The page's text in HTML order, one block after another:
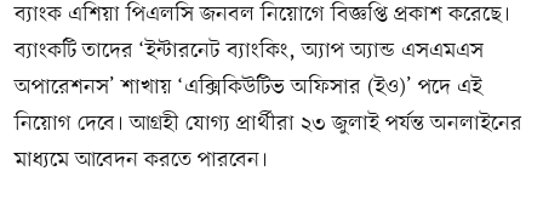
ব্যাংক এশিয়া পিএলসি জনবল নিয়োগে বিজ্ঞপ্তি প্রকাশ করেছে।
ব্যাংকটি তাদের ‘ইন্টারনেট ব্যাংকিং, অ্যাপ অ্যান্ড এসএমএস
অপারেশনস’ শাখায় ‘এক্সিকিউটিভ অফিসার (ইও)’ পদে এই
নিয়োগ দেবে। আগ্রহী যোগ্য প্রার্থীরা ২৩ জুলাই পর্যন্ত অনলাইনের
মাধ্যমে আবেদন করতে পারবেন।